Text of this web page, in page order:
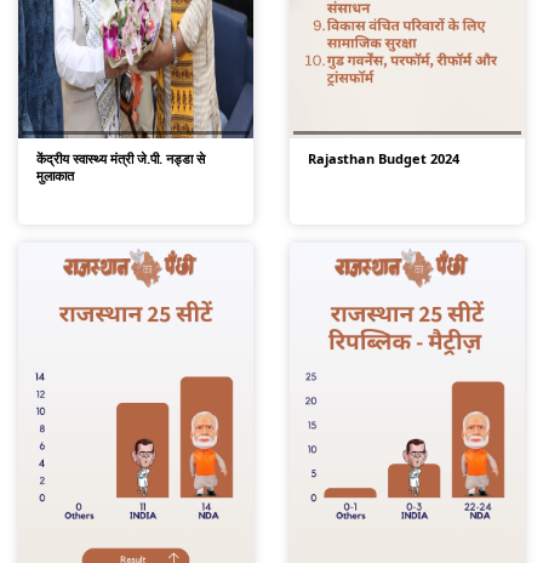
केंद्रीय स्वास्थ्य मंत्री जे.पी. नड्डा से
मुलाकात
Rajasthan Budget 2024